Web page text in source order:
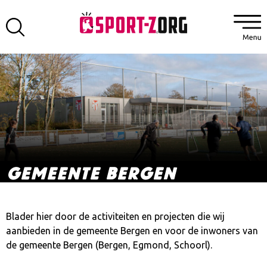
GEMEENTE BERGEN
Blader hier door de activiteiten en projecten die wij
aanbieden in de gemeente Bergen en voor de inwoners van
de gemeente Bergen (Bergen, Egmond, Schoorl).